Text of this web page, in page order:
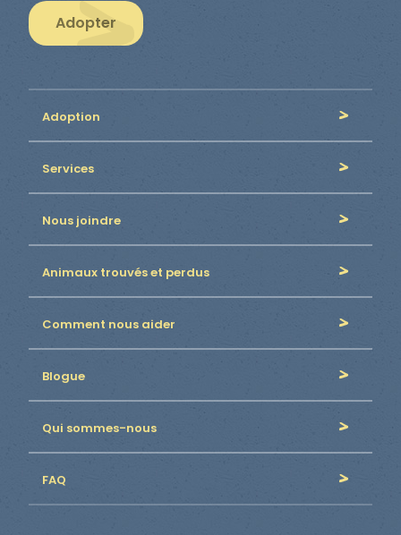
Adopter
Adoption
Services
Nous joindre
Animaux trouvés et perdus
Comment nous aider
Blogue
Qui sommes-nous
FAQ